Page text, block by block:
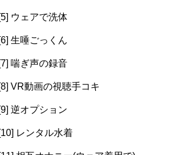
[5] ウェアで洗体
[6] 生唾ごっくん
[7] 喘ぎ声の録音
[8] VR動画の視聴手コキ
[9] 逆オプション
[10] レンタル水着